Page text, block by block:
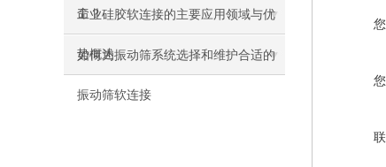
命？
工业硅胶软连接的主要应用领域与优
势概述
如何为振动筛系统选择和维护合适的
振动筛软连接